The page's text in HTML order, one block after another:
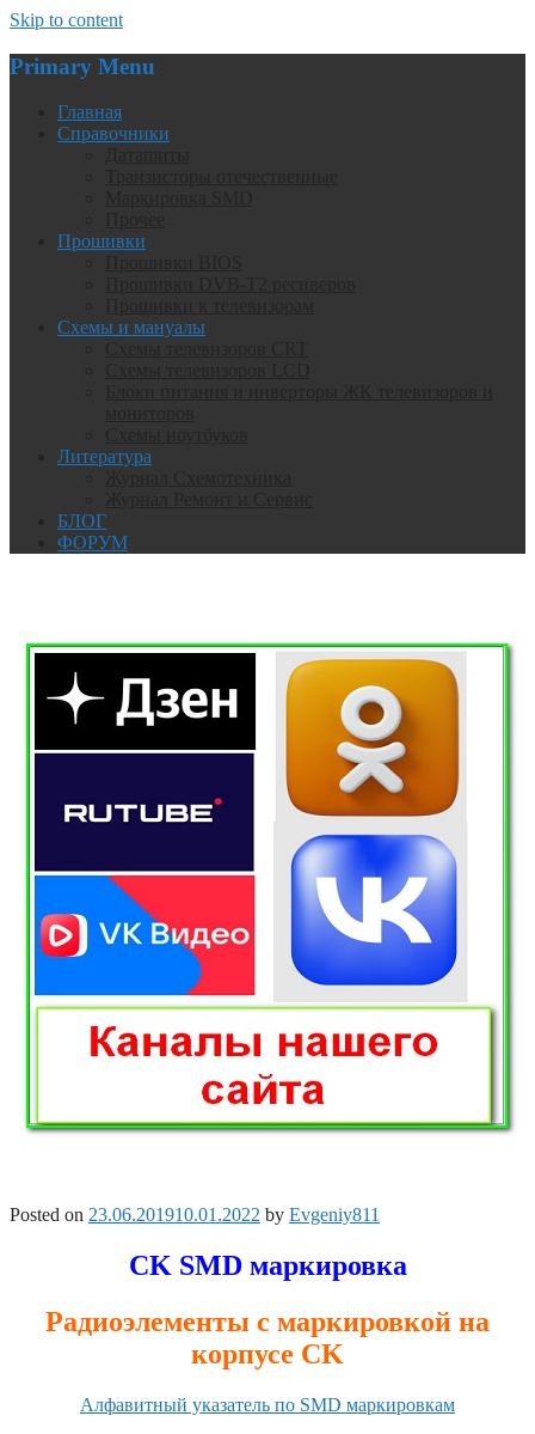
Skip to content
Primary Menu
Главная
Справочники
Прошивки
Схемы и мануалы
Литература
БЛОГ
ФОРУМ
Posted on 23.06.201910.01.2022 by Evgeniy811
СK SMD маркировка
Радиоэлементы с маркировкой на
корпусе СK
Алфавитный указатель по SMD маркировкам